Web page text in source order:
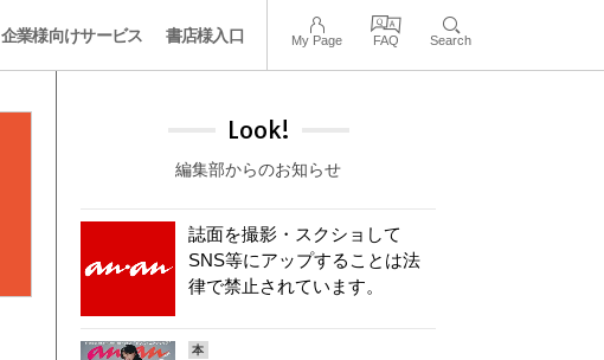
企業様向けサービス 書店様入口 My Page FAQ Search
Look!
編集部からのお知らせ
誌面を撮影・スクショして
SNS等にアップすることは法
律で禁止されています。
本